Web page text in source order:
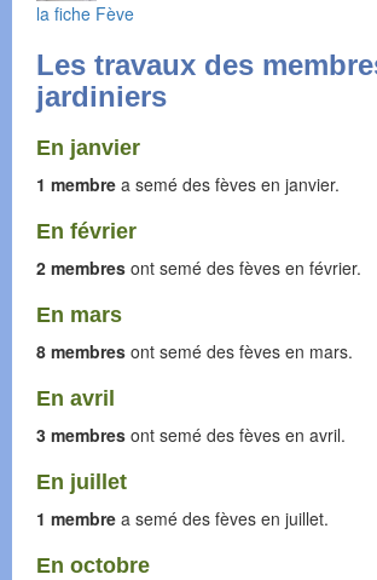
la fiche Fève
Les travaux des
jardiniers
En janvier
1 membre a semé des fèves en janvier.
En février
2 membres ont semé des fèves en février.
En mars
8 membres ont semé des fèves en mars.
En avril
3 membres ont semé des fèves en avril.
En juillet
1 membre a semé des fèves en juillet.
En octobre